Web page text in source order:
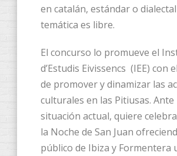
en catalán, estándar o
temática es libre.
El concurso lo promueve el
d’Estudis Eivissencs (IEE) con
de promover y dinamizar las
culturales en las Pitiusas. Ante
situación actual, quiere
la Noche de San Juan
público de Ibiza y Formentera